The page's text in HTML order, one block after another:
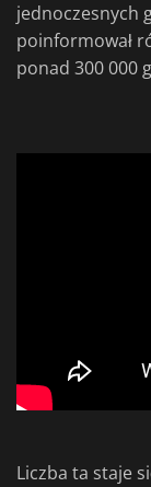
jednoczesnych
poinformował
ponad 300 000
Liczba ta staje